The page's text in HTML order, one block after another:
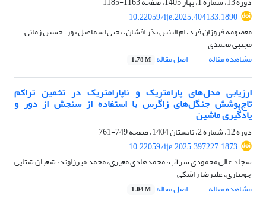
10.22059/ije.2025.404133.1890
معصومه فروزان فرد، ام البنین بذر افشان، یحیی اسماعیل پور، حسین زمانی،
مجتبی محمدی
مشاهده مقاله
اصل مقاله 1.78 M
ارزیابی مدل‌های پارامتریک و ناپارامتریک در تخمین تراکم
تاج‌پوشش جنگل‌های زاگرس با استفاده از سنجش‌ از دور و
یادگیری ماشین
دوره 12، شماره 2، تابستان 1404، صفحه
749-761
10.22059/ije.2025.397227.1873
سجاد عالی محمودی سرآب، محمدهادی معیری، محمد میرزاوند، شعبان شتایی
جویباری، علیرضا راشکی
مشاهده مقاله
اصل مقاله 1.04 M